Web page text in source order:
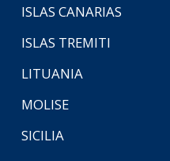
ISLAS CANARIAS
ISLAS TREMITI
LITUANIA
MOLISE
SICILIA